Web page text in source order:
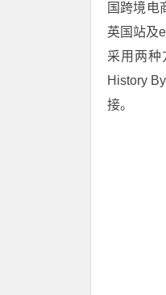
国跨境电
英国站及
采用两种
History
接。